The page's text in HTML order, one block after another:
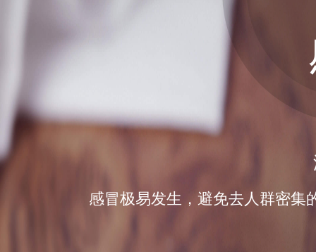
感冒极易发生，避免去人群密集